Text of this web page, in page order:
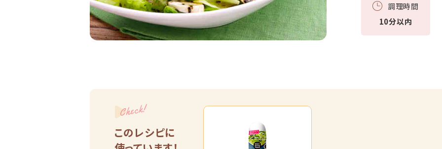
調理時間
10分以内
Check!
このレシピに